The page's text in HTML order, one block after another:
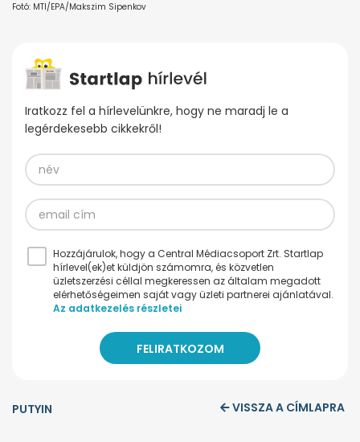
Fotó: MTI/EPA/Makszim Sipenkov
Iratkozz fel a hírlevelünkre, hogy ne maradj le a
legérdekesebb cikkekről!
Hozzájárulok, hogy a Central Médiacsoport Zrt. Startlap
hírlevel(ek)et küldjön számomra, és közvetlen
üzletszerzési céllal megkeressen az általam megadott
elérhetőségeimen saját vagy üzleti partnerei ajánlatával.
Az adatkezelés részletei
PUTYIN VISSZA A CÍMLAPRA